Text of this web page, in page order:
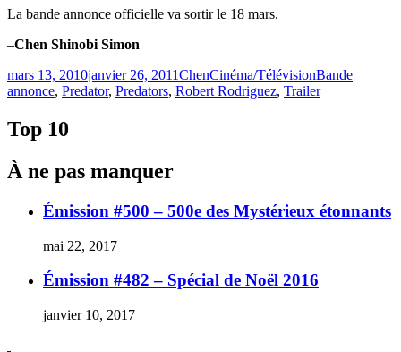
La bande annonce officielle va sortir le 18 mars.
–Chen Shinobi Simon
Publié
le
mars 13, 2010janvier 26, 2011ChenCatégories
Cinéma/TélévisionÉtiquettes
Bande
annonce, Predator, Predators, Robert Rodriguez, Trailer
Top 10
À ne pas manquer
Émission #500 – 500e des Mystérieux étonnants
mai 22, 2017
Émission #482 – Spécial de Noël 2016
janvier 10, 2017